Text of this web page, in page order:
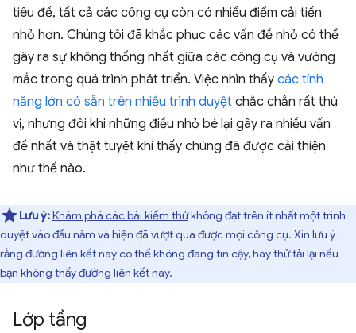
tiêu đề, tất cả các công cụ còn có nhiều điểm cải tiến
nhỏ hơn. Chúng tôi đã khắc phục các vấn đề nhỏ có thể
gây ra sự không thống nhất giữa các công cụ và vướng
mắc trong quá trình phát triển. Việc nhìn thấy các tính
năng lớn có sẵn trên nhiều trình duyệt chắc chắn rất thú
vị, nhưng đôi khi những điều nhỏ bé lại gây ra nhiều vấn
đề nhất và thật tuyệt khi thấy chúng đã được cải thiện
như thế nào.
Lưu ý:Khám phá các bài kiểm thửkhông đạt trên ít nhất một trình
duyệt vào đầu năm và hiện đã vượt qua được mọi công cụ. Xin lưu ý
rằng đường liên kết này có thể không đáng tin cậy, hãy thử tải lại nếu
bạn không thấy đường liên kết này.
Lớp tầng